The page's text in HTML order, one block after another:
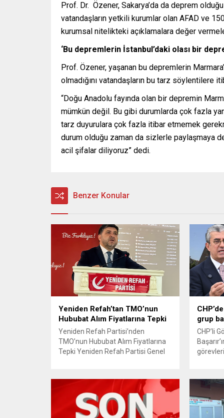
Prof. Dr. Özener, Sakarya’da da deprem
vatandaşların yetkili kurumlar olan AFAD ve
kurumsal nitelikteki açıklamalara değer
‘Bu depremlerin İstanbul’daki olası bir
Prof. Özener, yaşanan bu depremlerin
olmadığını vatandaşların bu tarz söylentilere
“Doğu Anadolu fayında olan bir depremin
mümkün değil. Bu gibi durumlarda çok fazla
tarz duyurulara çok fazla itibar etmemek
durum olduğu zaman da sizlerle paylaşmaya
acil şifalar diliyoruz” dedi.
Benzer Konular
Yeniden Refah’tan TMO’nun
Hububat Alım Fiyatlarına Tepki
Yeniden Refah Partisi’nden
TMO’nun Hububat Alım Fiyatlarına
Tepki Yeniden Refah Partisi Genel
Bayramoğlu, Toprak Mahsulleri
Ofisi’nin (TMO) açıkladığı hububat
alım fiyatlarına ilişkin yazılı bir
açıklama yaptı. Bayramoğlu,
grup
CHP’li
verdiği